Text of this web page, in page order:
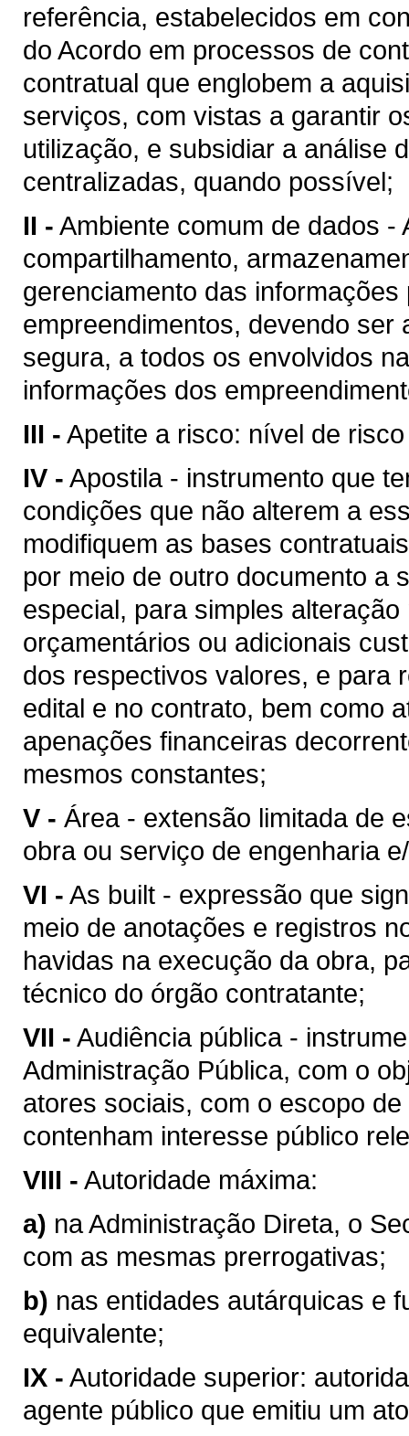
referência, estabelecidos em
do Acordo em processos de
contratual que englobem a
serviços, com vistas a garantir
utilização, e subsidiar a análise
centralizadas, quando possível;
II - Ambiente comum de dados
compartilhamento,
gerenciamento das
empreendimentos, devendo
segura, a todos os envolvidos
informações dos
III - Apetite a risco: nível de
IV - Apostila - instrumento que
condições que não alterem a
modifiquem as bases
por meio de outro documento a
especial, para simples
orçamentários ou adicionais
dos respectivos valores, e para
edital e no contrato, bem como
apenações financeiras
mesmos constantes;
V - Área - extensão limitada de
obra ou serviço de engenharia
VI - As built - expressão que
meio de anotações e registros
havidas na execução da obra,
técnico do órgão contratante;
VII - Audiência pública -
Administração Pública, com o
atores sociais, com o escopo
contenham interesse público
VIII - Autoridade máxima:
a) na Administração Direta, o
com as mesmas prerrogativas;
b) nas entidades autárquicas e
equivalente;
IX - Autoridade superior:
agente público que emitiu um